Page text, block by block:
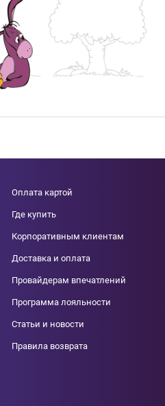
Оплата картой
Где купить
Корпоративным клиентам
Доставка и оплата
Провайдерам впечатлений
Программа лояльности
Статьи и новости
Правила возврата